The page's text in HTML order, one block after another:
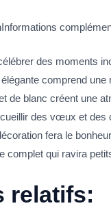
Informations
des moments
comprend
de blanc créent une
des vœux et des
fera le
complet qui ravira
relatifs: